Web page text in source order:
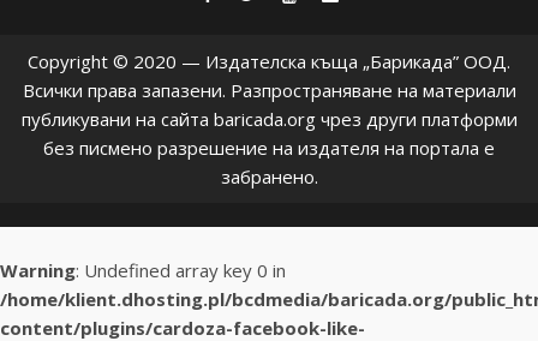
Copyright © 2020 — Издателска къща „Барикада” ООД.
Всички права запазени. Разпространяване на материали
публикувани на сайта baricada.org чрез други платформи
без писмено разрешение на издателя на портала е
забранено.
Warning: Undefined array key 0 in
/home/klient.dhosting.pl/bcdmedia/baricada.org/
content/plugins/cardoza-facebook-like-